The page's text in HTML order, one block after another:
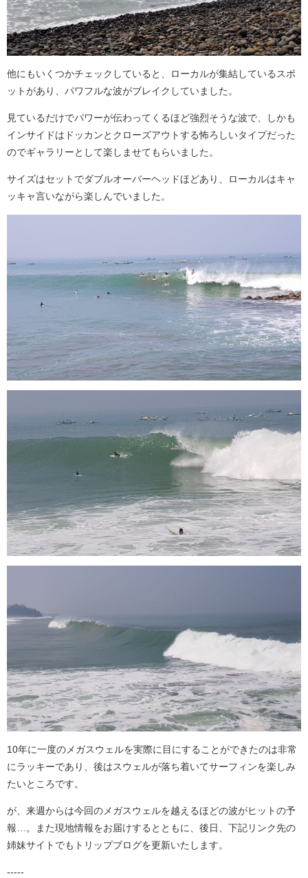
他にもいくつかチェックしていると、ローカルが集結しているスポ
ットがあり、パワフルな波がブレイクしていました。
見ているだけでパワーが伝わってくるほど強烈そうな波で、しかも
インサイドはドッカンとクローズアウトする怖ろしいタイプだった
のでギャラリーとして楽しませてもらいました。
サイズはセットでダブルオーバーヘッドほどあり、ローカルはキャ
ッキャ言いながら楽しんでいました。
10年に一度のメガスウェルを実際に目にすることができたのは非常
にラッキーであり、後はスウェルが落ち着いてサーフィンを楽しみ
たいところです。
が、来週からは今回のメガスウェルを越えるほどの波がヒットの予
報…。また現地情報をお届けするとともに、後日、下記リンク先の
姉妹サイトでもトリップブログを更新いたします。
-----